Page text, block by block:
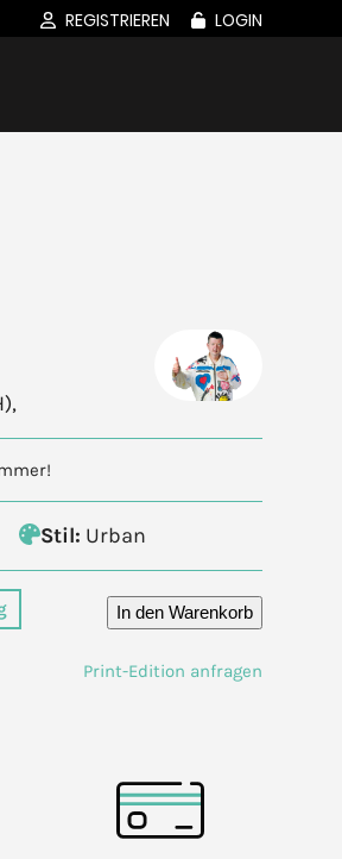
REGISTRIEREN LOGIN
Stil: Urban
In den Warenkorb
Print-Edition anfragen